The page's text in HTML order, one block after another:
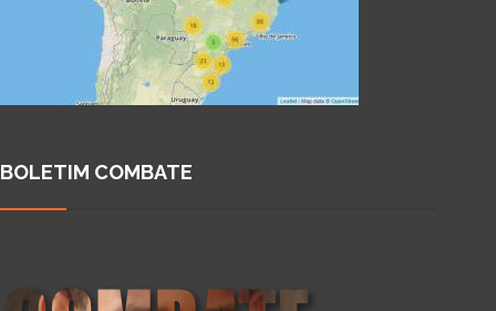
BOLETIM COMBATE